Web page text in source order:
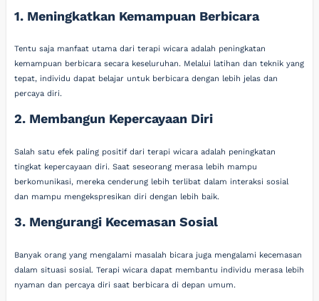
1. Meningkatkan Kemampuan Berbicara
Tentu saja manfaat utama dari terapi wicara adalah peningkatan
kemampuan berbicara secara keseluruhan. Melalui latihan dan teknik yang
tepat, individu dapat belajar untuk berbicara dengan lebih jelas dan
percaya diri.
2. Membangun Kepercayaan Diri
Salah satu efek paling positif dari terapi wicara adalah peningkatan
tingkat kepercayaan diri. Saat seseorang merasa lebih mampu
berkomunikasi, mereka cenderung lebih terlibat dalam interaksi sosial
dan mampu mengekspresikan diri dengan lebih baik.
3. Mengurangi Kecemasan Sosial
Banyak orang yang mengalami masalah bicara juga mengalami kecemasan
dalam situasi sosial. Terapi wicara dapat membantu individu merasa lebih
nyaman dan percaya diri saat berbicara di depan umum.